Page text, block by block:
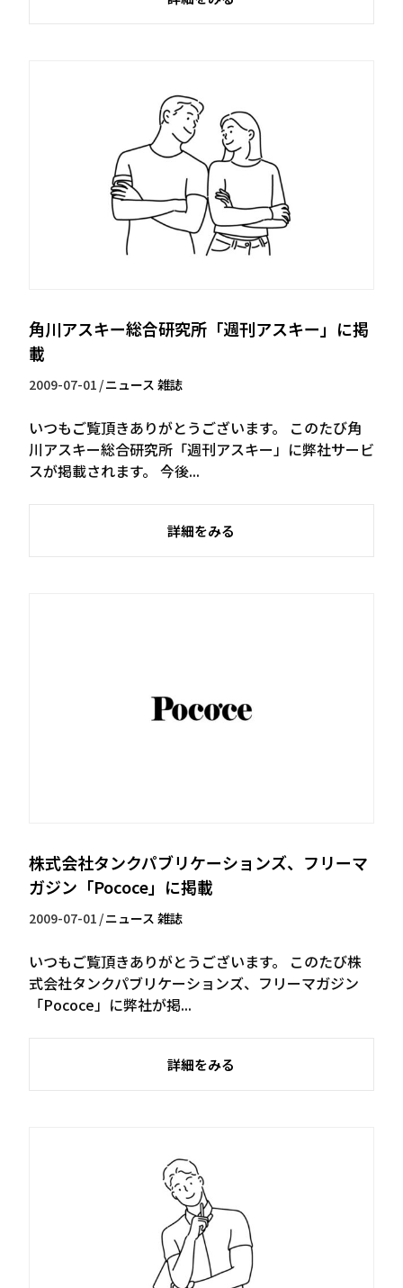
角川アスキー総合研究所「週刊アスキー」に掲
載
2009-07-01 /ニュース 雑誌
いつもご覧頂きありがとうございます。 このたび角
川アスキー総合研究所「週刊アスキー」に弊社サービ
スが掲載されます。 今後...
詳細をみる
株式会社タンクパブリケーションズ、フリーマ
ガジン「Pococe」に掲載
2009-07-01 /ニュース 雑誌
いつもご覧頂きありがとうございます。 このたび株
式会社タンクパブリケーションズ、フリーマガジン
「Pococe」に弊社が掲...
詳細をみる